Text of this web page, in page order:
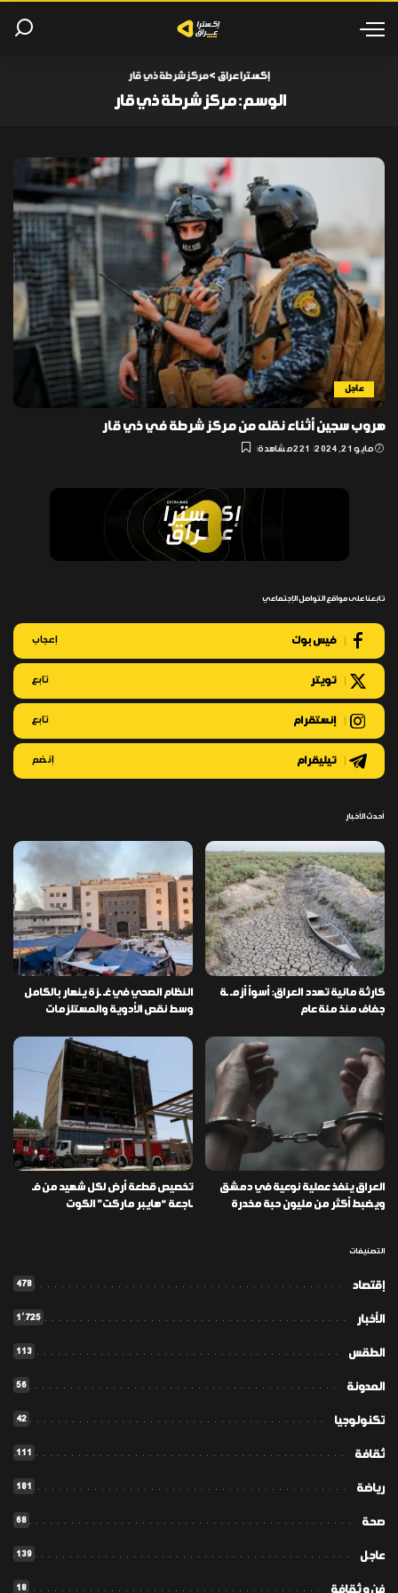
إكسترا عراق >مركز شرطة ذي قار
الوسم:مركز شرطة ذي قار
عاجل
هروب سجين أثناء نقله من مركز شرطة في ذي قار
مايو 21, 2024 221 مشاهدة
تابعنا على مواقع التواصل الإجتماعي
فيس بوك إعجاب
تويتر تابع
إنستقرام تابع
تيليقرام إنضم
أحدث الأخبار
كارثة مائية تهدد العراق: أسوأ أزمـ ـة
جفاف منذ مئة عام
النظام الصحي في غـ ـزة ينهار بالكامل
وسط نقص الأدوية والمستلزمات
العراق ينفذ عملية نوعية في دمشق
ويضبط أكثر من مليون حبة مخدرة
تخصيص قطعة أرض لكل شهيد من فـ
ـاجعة “هايبر ماركت” الكوت
التصنيفات
إقتصاد 478
الأخبار 1٬725
الطقس 113
المدونة 56
تكنولوجيا 42
ثقافة 111
رياضة 181
صحة 68
عاجل 139
فن و ثقافة 18